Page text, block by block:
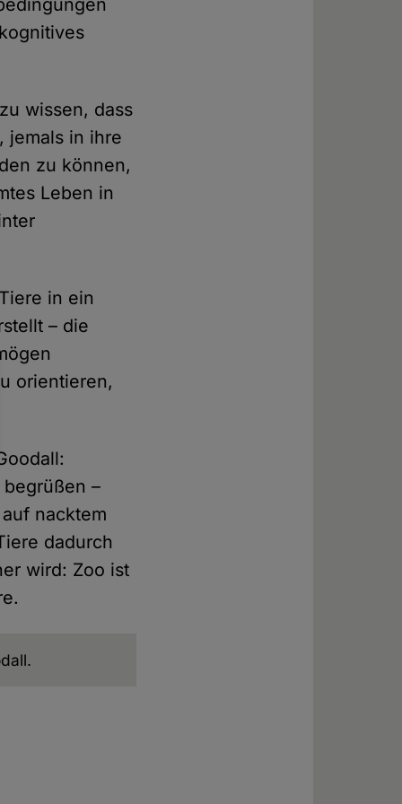
wissen, dass
jemals in ihre
zu können,
Leben in
in ein
– die
orientieren,
–
nacktem
dadurch
wird: Zoo ist